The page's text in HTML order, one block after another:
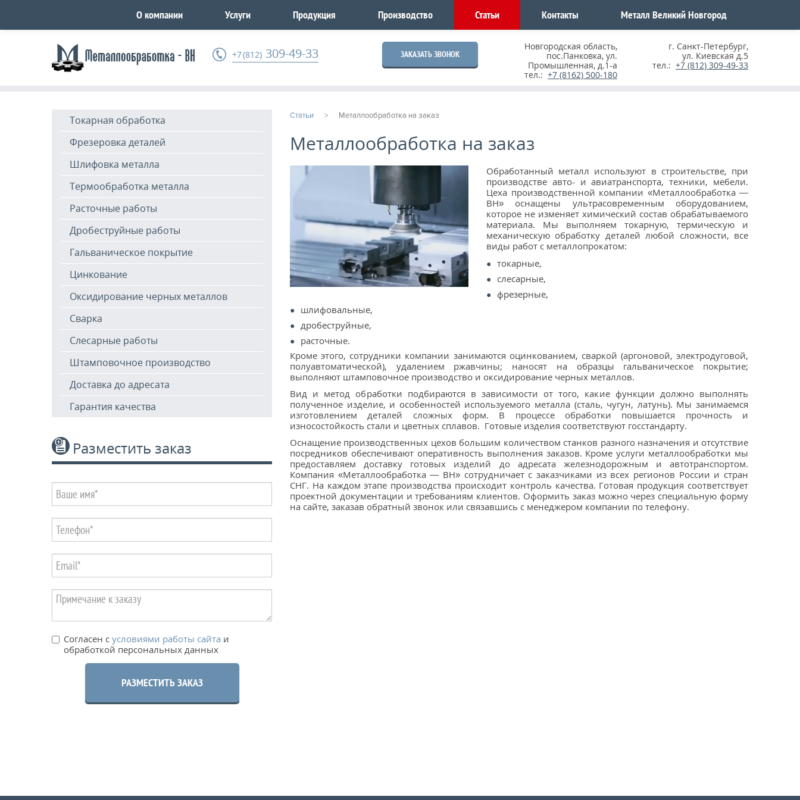
О компании Услуги Продукция Производство Статьи Контакты Металл Великий Новгород
+7 (812) 309-49-33 ЗАКАЗАТЬ ЗВОНОК
Новгородская область,
пос.Панковка, ул.
Промышленная, д.1-а
тел.: +7 (8162) 500-180
г. Санкт-Петербург,
ул. Киевская д.5
тел.: +7 (812) 309-49-33
Токарная обработка
Фрезеровка деталей
Шлифовка металла
Термообработка металла
Расточные работы
Дробеструйные работы
Гальваническое покрытие
Цинкование
Оксидирование черных металлов
Сварка
Слесарные работы
Штамповочное производство
Доставка до адресата
Гарантия качества
Разместить заказ
Согласен с условиями работы сайта и
обработкой персональных данных
Статьи Металлообработка на заказ
Металлообработка на заказ
Обработанный металл используют в строительстве, при
производстве авто- и авиатранспорта, техники, мебели.
Цеха производственной компании «Металлообработка —
ВН» оснащены ультрасовременным оборудованием,
которое не изменяет химический состав обрабатываемого
материала. Мы выполняем токарную, термическую и
механическую обработку деталей любой сложности, все
виды работ с металлопрокатом:
токарные,
слесарные,
фрезерные,
шлифовальные,
дробеструйные,
расточные.
Кроме этого, сотрудники компании занимаются оцинкованием, сваркой (аргоновой, электродуговой,
полуавтоматической), удалением ржавчины; наносят на образцы гальваническое покрытие;
выполняют штамповочное производство и оксидирование черных металлов.
Вид и метод обработки подбираются в зависимости от того, какие функции должно выполнять
полученное изделие, и особенностей используемого металла (сталь, чугун, латунь). Мы занимаемся
изготовлением деталей сложных форм. В процессе обработки повышается прочность и
износостойкость стали и цветных сплавов. Готовые изделия соответствуют госстандарту.
Оснащение производственных цехов большим количеством станков разного назначения и отсутствие
посредников обеспечивают оперативность выполнения заказов. Кромеуслуги металлообработки мы
предоставляем доставку готовых изделий до адресата железнодорожным и автотранспортом.
Компания «Металлообработка — ВН» сотрудничает с заказчиками из всех регионов России и стран
СНГ. На каждом этапе производства происходит контроль качества. Готовая продукция соответствует
проектной документации и требованиям клиентов. Оформить заказ можно через специальную форму
на сайте, заказав обратный звонок или связавшись с менеджером компании по телефону.